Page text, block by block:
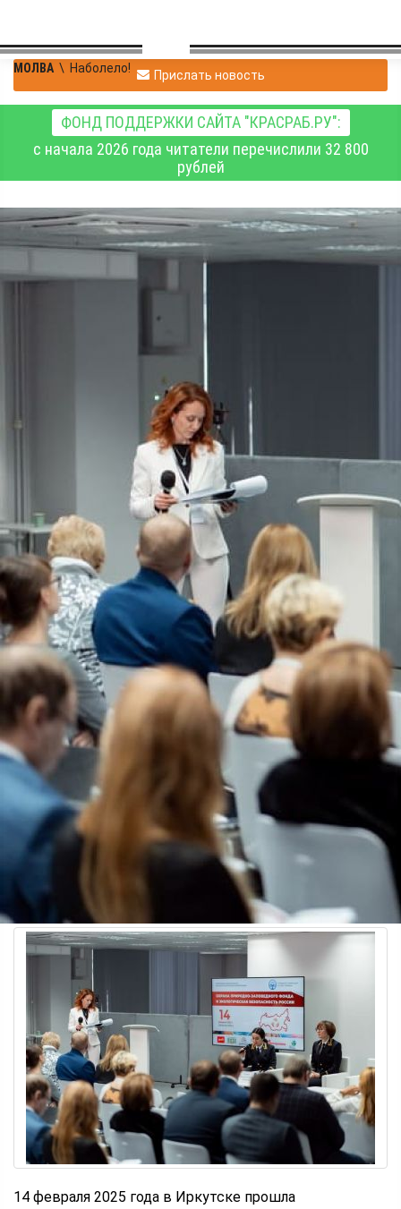
МОЛВА \ Наболело! Прислать новость
ФОНД ПОДДЕРЖКИ САЙТА "КРАСРАБ.РУ":
с начала 2026 года читатели перечислили 32 800
рублей
Павел Фролов | Наболело!
21.02.2025 20:11 | 0 570
Угрозы аномально
позднего становления
льда на Байкале обсудили
в Иркутске
14 февраля 2025 года в Иркутске прошла